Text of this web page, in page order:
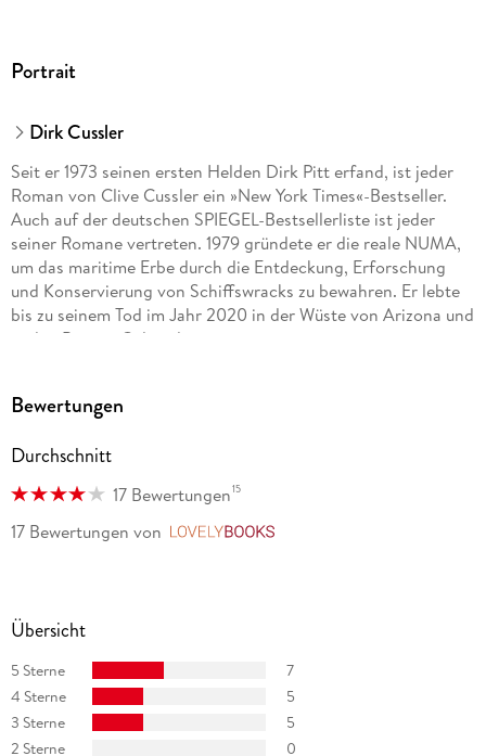
Portrait
Dirk Cussler
Seit er 1973 seinen ersten Helden Dirk Pitt erfand, ist jeder
Roman von Clive Cussler ein »New York Times«-Bestseller.
Auch auf der deutschen SPIEGEL-Bestsellerliste ist jeder
seiner Romane vertreten. 1979 gründete er die reale NUMA,
um das maritime Erbe durch die Entdeckung, Erforschung
und Konservierung von Schiffswracks zu bewahren. Er lebte
bis zu seinem Tod im Jahr 2020 in der Wüste von Arizona und
in den Bergen Colorados.
Jahre lang in der Finanzwelt, bevor er sich hauptberuflich
mehreren der über achtzig Expeditionen der NUMA teil.
Bewertungen
Durchschnitt
17 Bewertungen15
17 Bewertungen von
Übersicht
5 Sterne
7
4 Sterne
5
3 Sterne
5
2 Sterne
0